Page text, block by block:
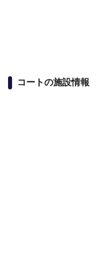
コートの施設情報